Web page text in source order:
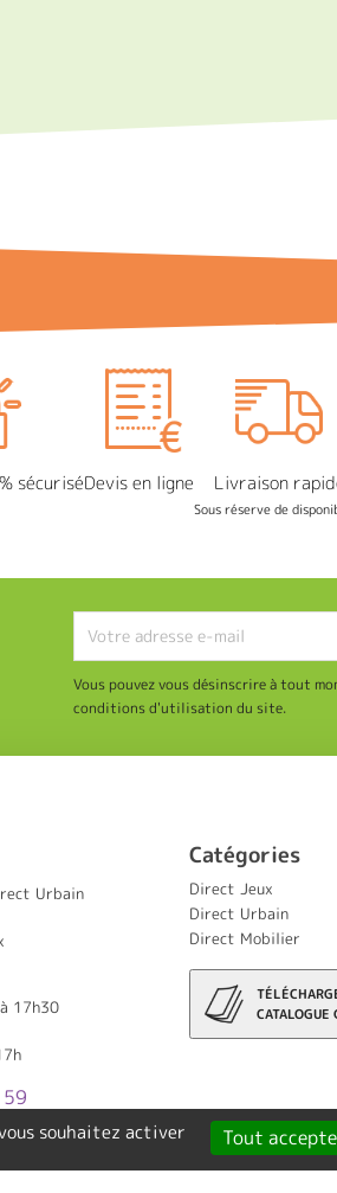
sécuriséDevis en ligne Livraison
Sous réserve de
Vous pouvez vous désinscrire à tout
conditions d'utilisation du site.
Urbain
17h30
Catégories
Direct Jeux
Direct Urbain
Direct Mobilier
CATALOGUE
Création Tout Simplement Digital
souhaitez activer Tout